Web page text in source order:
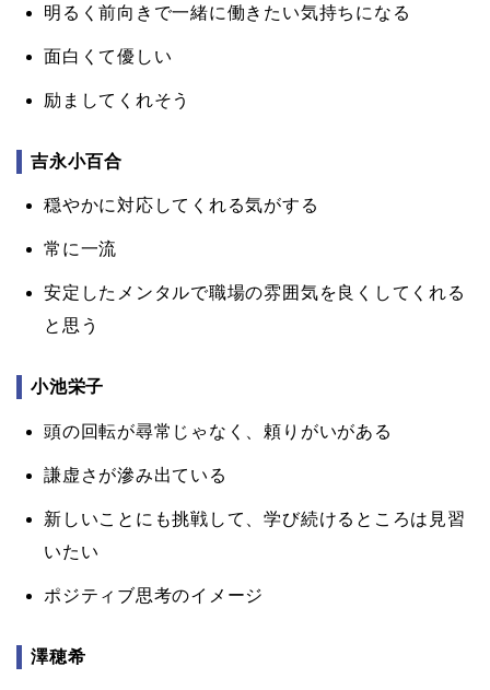
明るく前向きで一緒に働きたい気持ちになる
面白くて優しい
励ましてくれそう
吉永小百合
穏やかに対応してくれる気がする
常に一流
安定したメンタルで職場の雰囲気を良くしてくれる
と思う
小池栄子
頭の回転が尋常じゃなく、頼りがいがある
謙虚さが滲み出ている
新しいことにも挑戦して、学び続けるところは見習
いたい
ポジティブ思考のイメージ
澤穂希